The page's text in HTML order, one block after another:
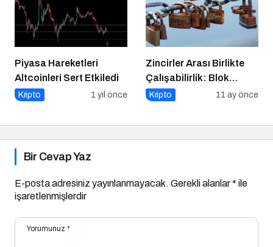
Piyasa Hareketleri
Altcoinleri Sert Etkiledi
Kripto 1 yıl önce
Zincirler Arası Birlikte
Çalışabilirlik: Blok
Zincirlerin Geleceği
Kripto 11 ay önce
Bir Cevap Yaz
E-posta adresiniz yayınlanmayacak. Gerekli alanlar* ile
işaretlenmişlerdir
Yorumunuz *